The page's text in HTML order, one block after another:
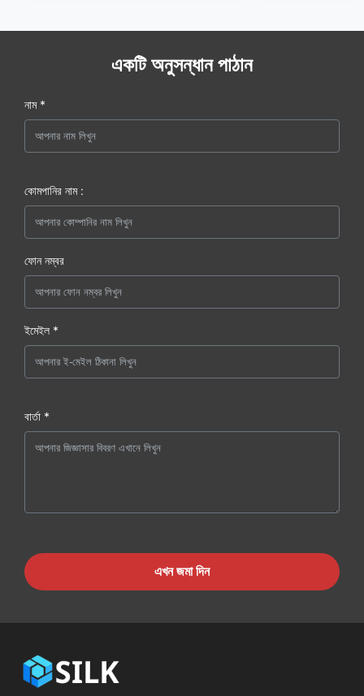
একটি অনুসন্ধান পাঠান
নাম *
কোমপানির নাম :
ফোন নম্বর
ইমেইল *
বার্তা *
এখন জমা দিন